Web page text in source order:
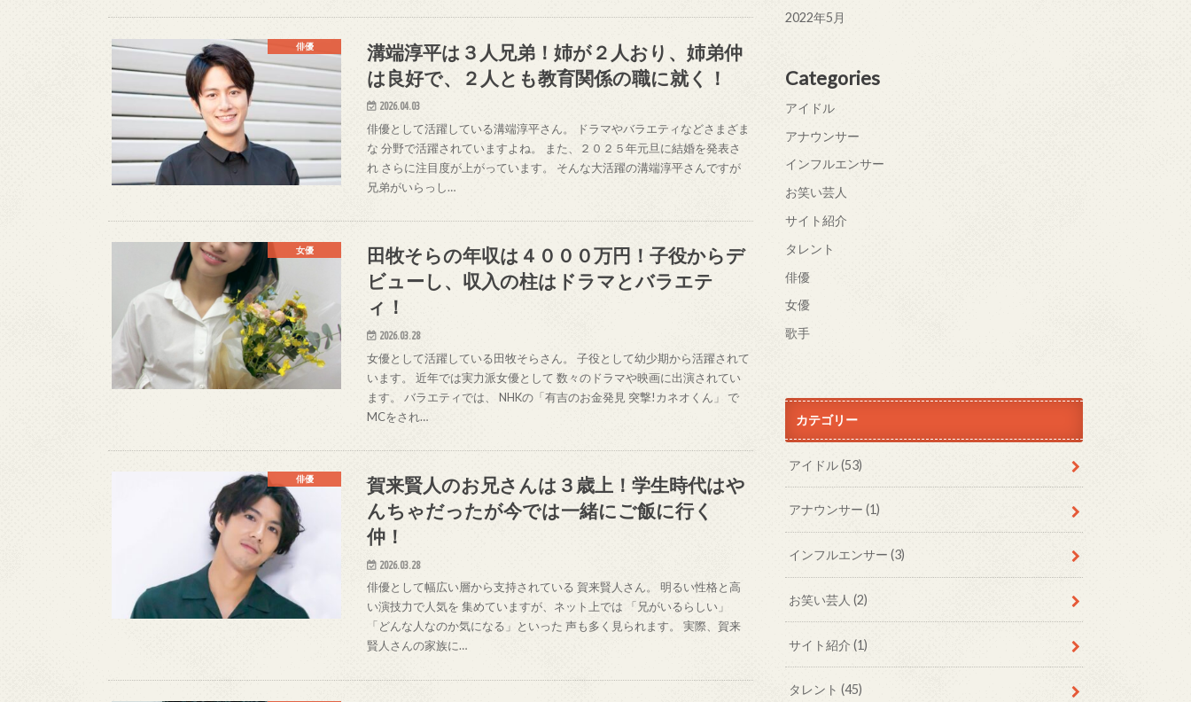
俳優
溝端淳平は３人兄弟！姉が２人おり、姉弟仲
は良好で、２人とも教育関係の職に就く！
2026.04.03
俳優として活躍している溝端淳平さん。 ドラマやバラエティなどさまざま
な 分野で活躍されていますよね。 また、２０２５年元旦に結婚を発表さ
れ さらに注目度が上がっています。 そんな大活躍の溝端淳平さんですが
兄弟がいらっし…
女優
田牧そらの年収は４０００万円！子役からデ
ビューし、収入の柱はドラマとバラエテ
ィ！
2026.03.28
女優として活躍している田牧そらさん。 子役として幼少期から活躍されて
います。 近年では実力派女優として 数々のドラマや映画に出演されてい
ます。 バラエティでは、 NHKの「有吉のお金発見 突撃!カネオくん」 で
MCをされ…
俳優
賀来賢人のお兄さんは３歳上！学生時代はや
んちゃだったが今では一緒にご飯に行く
仲！
2026.03.28
俳優として幅広い層から支持されている 賀来賢人さん。 明るい性格と高
い演技力で人気を 集めていますが、ネット上では 「兄がいるらしい」
「どんな人なのか気になる」といった 声も多く見られます。 実際、賀来
賢人さんの家族に…
2022年5月
Categories
アイドル
アナウンサー
インフルエンサー
お笑い芸人
サイト紹介
タレント
俳優
女優
歌手
カテゴリー
アイドル(53)
アナウンサー(1)
インフルエンサー(3)
お笑い芸人(2)
サイト紹介(1)
タレント(45)